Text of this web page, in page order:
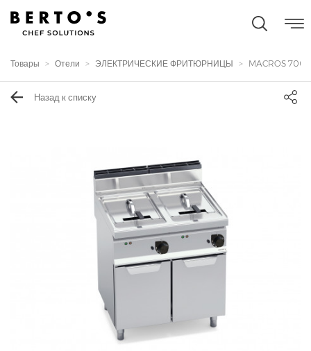
Товары Отели ЭЛЕКТРИЧЕСКИЕ ФРИТЮРНИЦЫ MACROS 700
Назад к списку